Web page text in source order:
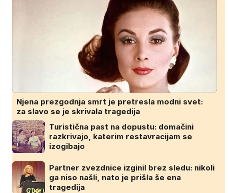
Njena prezgodnja smrt je pretresla modni svet:
za slavo se je skrivala tragedija
Turistična past na dopustu: domačini
razkrivajo, katerim restavracijam se
izogibajo
Partner zvezdnice izginil brez sledu: nikoli
ga niso našli, nato je prišla še ena
tragedija